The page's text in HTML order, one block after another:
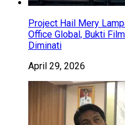
Project Hail Mery
Office Global, Bukti
Diminati
April 29, 2026